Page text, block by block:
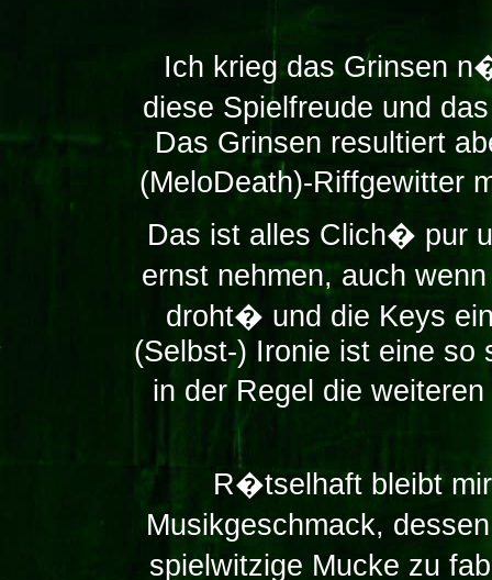
Ich krieg das Grinsen
diese Spielfreude und
Das Grinsen resultiert
(MeloDeath)-Riffgewitter
Das ist alles Clich� pur
ernst nehmen, auch
droht� und die Keys
(Selbst-) Ironie ist eine so
in der Regel die
R�tselhaft bleibt
Musikgeschmack,
spielwitzige Mucke zu